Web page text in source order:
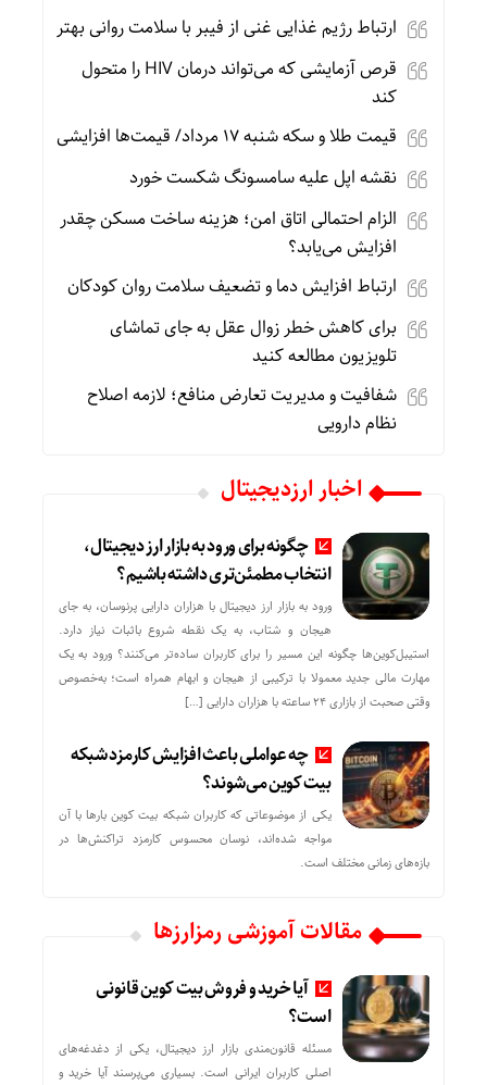
ارتباط رژیم غذایی غنی از فیبر با سلامت روانی بهتر
قرص آزمایشی که می‌تواند درمان HIV را متحول
کند
قیمت طلا و سکه شنبه 17 مرداد/ قیمت‌ها افزایشی
نقشه اپل علیه سامسونگ شکست خورد
الزام احتمالی اتاق امن؛ هزینه ساخت مسکن چقدر
افزایش می‌یابد؟
ارتباط افزایش دما و تضعیف سلامت روان کودکان
برای کاهش خطر زوال عقل به جای تماشای
تلویزیون مطالعه کنید
شفافیت و مدیریت تعارض منافع؛ لازمه اصلاح
نظام دارویی
اخبار ارزدیجیتال
چگونه برای ورود به بازار ارز دیجیتال،
انتخاب مطمئن‌تری داشته باشیم؟
ورود به بازار ارز دیجیتال با هزاران دارایی پرنوسان، به جای
هیجان و شتاب، به یک نقطه شروع باثبات نیاز دارد.
استیبل‌کوین‌ها چگونه این مسیر را برای کاربران ساده‌تر می‌کنند؟ ورود به یک
مهارت مالی جدید معمولا با ترکیبی از هیجان و ابهام همراه است؛ به‌خصوص
وقتی صحبت از بازاری ۲۴ ساعته با هزاران دارایی […]
چه عواملی باعث افزایش کارمزد شبکه
بیت کوین می‌شوند؟
یکی از موضوعاتی که کاربران شبکه بیت کوین بارها با آن
مواجه شده‌اند، نوسان محسوس کارمزد تراکنش‌ها در
بازه‌های زمانی مختلف است.
مقالات آموزشی رمزارزها
آیا خرید و فروش بیت کوین قانونی
است؟
مسئله قانون‌مندی بازار ارز دیجیتال، یکی از دغدغه‌های
اصلی کاربران ایرانی است. بسیاری می‌پرسند آیا خرید و